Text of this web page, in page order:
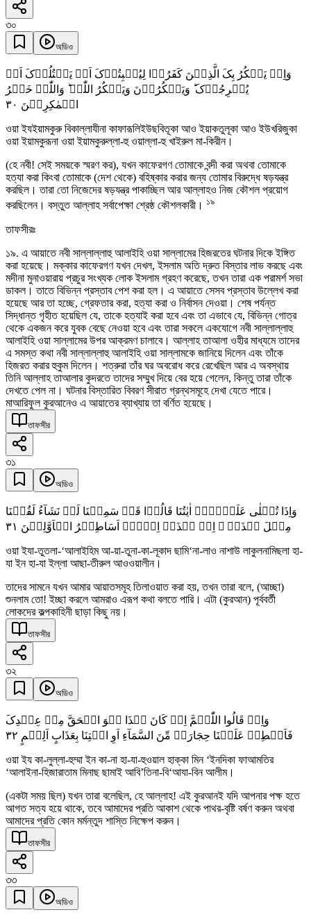
৩০
অডিও
وَاِذۡ یَمۡکُرُ بِکَ الَّذِیۡنَ کَفَرُوۡا لِیُثۡبِتُوۡکَ اَوۡ یَقۡتُلُوۡکَ اَوۡ
یُخۡرِجُوۡکَ ؕ وَیَمۡکُرُوۡنَ وَیَمۡکُرُ اللّٰہُ ؕ وَاللّٰہُ خَیۡرُ
الۡمٰکِرِیۡنَ ٣۰
ওয়া ইযইয়ামকুরু বিকাল্লাযীনা কাফারূলিইউছবিতূকা আও ইয়াকতুলূকা আও ইউখরিজুকা
ওয়া ইয়ামকুরূনা ওয়া ইয়ামকুরুল্লা-হু ওয়াল্লা-হু খাইরুল মা-কিরীন।
(হে নবী! সেই সময়কে স্মরণ কর), যখন কাফেরগণ তোমাকে বন্দী করা অথবা তোমাকে
হত্যা করা কিংবা তোমাকে (দেশ থেকে) বহিষ্কার করার জন্য তোমার বিরুদ্ধে ষড়যন্ত্র
করছিল। তারা তো নিজেদের ষড়যন্ত্র পাকাচ্ছিল আর আল্লাহও নিজ কৌশল প্রয়োগ
করছিলেন। বস্তুত আল্লাহ সর্বাপেক্ষা শ্রেষ্ঠ কৌশলকারী। ১৯
তাফসীরঃ
১৯. এ আয়াতে নবী সাল্লাল্লাহু আলাইহি ওয়া সাল্লামের হিজরতের ঘটনার দিকে ইঙ্গিত
করা হয়েছে। মক্কার কাফেরগণ যখন দেখল, ইসলাম অতি দ্রুত বিস্তার লাভ করছে এবং
মদীনা মুনাওয়ারায় প্রচুর সংখ্যক লোক ইসলাম গ্রহণ করেছে, তখন তারা এক পরামর্শ সভা
ডাকল। তাতে বিভিন্ন প্রস্তাব পেশ করা হল। এ আয়াতে সেসব প্রস্তাব উল্লেখ করা
হয়েছে আর তা হচ্ছে, গ্রেফতার করা, হত্যা করা ও নির্বাসন দেওয়া। শেষ পর্যন্ত
সিদ্ধান্ত গৃহীত হয়েছিল যে, তাকে হত্যাই করা হবে এবং তা এভাবে যে, বিভিন্ন গোত্র
থেকে একজন করে যুবক বেছে নেওয়া হবে এবং তারা সকলে একযোগে নবী সাল্লাল্লাহু
আলাইহি ওয়া সাল্লামের উপর আক্রমণ চালাবে। আল্লাহ তাআলা ওহীর মাধ্যমে তাদের
এ সমস্ত কথা নবী সাল্লাল্লাহু আলাইহি ওয়া সাল্লামকে জানিয়ে দিলেন এবং তাঁকে
হিজরত করার হুকুম দিলেন। শত্রুরা তাঁর ঘর অবরোধ করে রেখেছিল আর এ অবস্থায়
তিনি আল্লাহ তাআলার কুদরতে তাদের সম্মুখ দিয়ে বের হয়ে গেলেন, কিন্তু তারা তাঁকে
দেখতে পেল না। ঘটনার বিস্তারিত বিবরণ সীরাত গ্রন্থসমূহে দেখা যেতে পারে।
মাআরিফুল কুরআনেও এ আয়াতের ব্যাখ্যায় তা বর্ণিত হয়েছে।
তাফসীর
৩১
অডিও
وَاِذَا تُتۡلٰی عَلَیۡہِمۡ اٰیٰتُنَا قَالُوۡا قَدۡ سَمِعۡنَا لَوۡ نَشَآءُ لَقُلۡنَا
مِثۡلَ ہٰذَاۤ ۙ اِنۡ ہٰذَاۤ اِلَّاۤ اَسَاطِیۡرُ الۡاَوَّلِیۡنَ ٣١
ওয়া ইযা-তুতলা-‘আলাইহিম আ-য়া-তুনা-কা-লূকাদ ছামি‘না-লাও নাশাউ লাকুলনামিছলা হা-
যা ইন হা-যা ইল্লা আছা-তীরুল আওওয়ালীন।
তাদের সামনে যখন আমার আয়াতসমূহ তিলাওয়াত করা হয়, তখন তারা বলে, (আচ্ছা)
শুনলাম তো! ইচ্ছা করলে আমরাও এরূপ কথা বলতে পারি। এটা (কুরআন) পূর্ববর্তী
লোকদের কল্পকাহিনী ছাড়া কিছু নয়।
তাফসীর
৩২
অডিও
وَاِذۡ قَالُوا اللّٰہُمَّ اِنۡ کَانَ ہٰذَا ہُوَ الۡحَقَّ مِنۡ عِنۡدِکَ
فَاَمۡطِرۡ عَلَیۡنَا حِجَارَۃً مِّنَ السَّمَآءِ اَوِ ائۡتِنَا بِعَذَابٍ اَلِیۡمٍ ٣٢
ওয়া ইয কা-লুল্লা-হুম্মা ইন কা-না হা-যা-হুওয়াল হাক্কা মিন ‘ইনদিকা ফাআমতির
‘আলাইনা-হিজারাতাম মিনাছ ছামাই আবি’তিনা-বি‘আযা-বিন আলীম।
(একটা সময় ছিল) যখন তারা বলেছিল, হে আল্লাহ! এই কুরআনই যদি আপনার পক্ষ হতে
আগত সত্য হয়ে থাকে, তবে আমাদের প্রতি আকাশ থেকে পাথর-বৃষ্টি বর্ষণ করুন অথবা
আমাদের প্রতি কোন মর্মন্তুদ শাস্তি নিক্ষেপ করুন।
তাফসীর
৩৩
অডিও